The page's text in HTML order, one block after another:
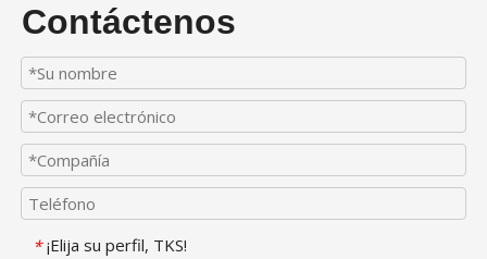
Contáctenos
* ¡Elija su perfil, TKS!